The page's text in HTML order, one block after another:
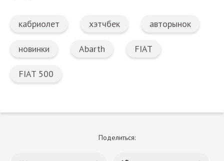
кабриолет хэтчбек авторынок
новинки Abarth FIAT
FIAT 500
Поделиться: